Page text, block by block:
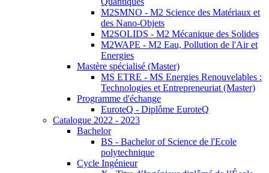
M2SMNO - M2 Science des Matériaux et
des Nano-Objets
M2SOLIDS - M2 Mécanique des Solides
M2WAPE - M2 Eau, Pollution de l'Air et
Energies
Mastère spécialisé (Master)
MS ETRE - MS Energies Renouvelables :
Technologies et Entrepreneuriat (Master)
Programme d'échange
EuroteQ - Diplôme EuroteQ
Catalogue 2022 - 2023
Bachelor
BS - Bachelor of Science de l'Ecole
polytechnique
Cycle Ingénieur